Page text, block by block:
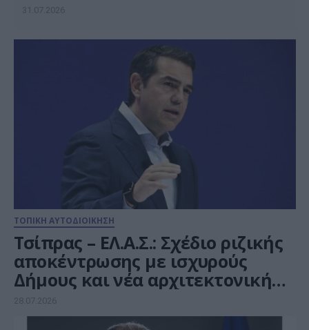
Παπαθανάση να βρίσκεται στο επίκεντρο της
επιχείρησης επιτάχυνσης των διαδικασιών. Η
νέα εκταμίευση, συνολικού ύψους περίπου 5,8
δισ. ευρώ, αποτελεί ένα από τα μεγαλύτερα […]
ΤΟΠΙΚΗ ΑΥΤΟΔΙΟΙΚΗΣΗ
Τσίπρας – ΕΛ.Α.Σ.: Σχέδιο ριζικής
αποκέντρωσης με ισχυρούς
Δήμους και νέα αρχιτεκτονική
στην Αυτοδιοίκηση
28.07.2026